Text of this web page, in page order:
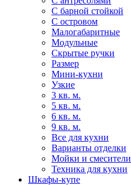
С барной стойкой
С островом
Малогабаритные
Модульные
Скрытые ручки
Размер
Мини-кухни
Узкие
3 кв. м.
5 кв. м.
6 кв. м.
9 кв. м.
Все для кухни
Варианты отделки
Мойки и смесители
Техника для кухни
Шкафы-купе